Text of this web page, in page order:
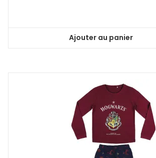
Ajouter au panier